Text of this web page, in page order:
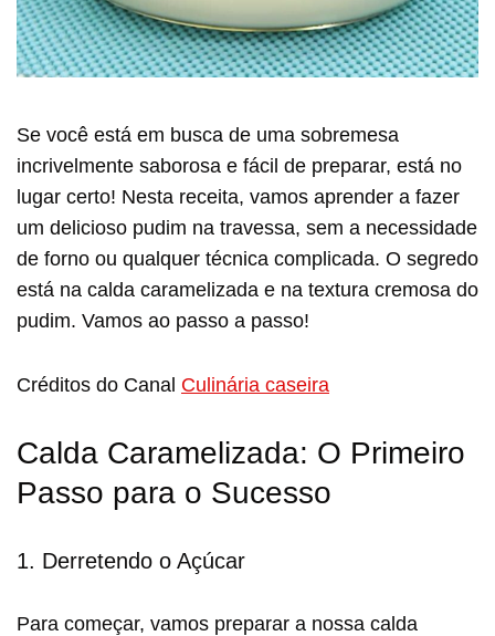
Se você está em busca de uma sobremesa
incrivelmente saborosa e fácil de preparar, está no
lugar certo! Nesta receita, vamos aprender a fazer
um delicioso pudim na travessa, sem a necessidade
de forno ou qualquer técnica complicada. O segredo
está na calda caramelizada e na textura cremosa do
pudim. Vamos ao passo a passo!
Créditos do Canal Culinária caseira
Calda Caramelizada: O Primeiro
Passo para o Sucesso
1. Derretendo o Açúcar
Para começar, vamos preparar a nossa calda